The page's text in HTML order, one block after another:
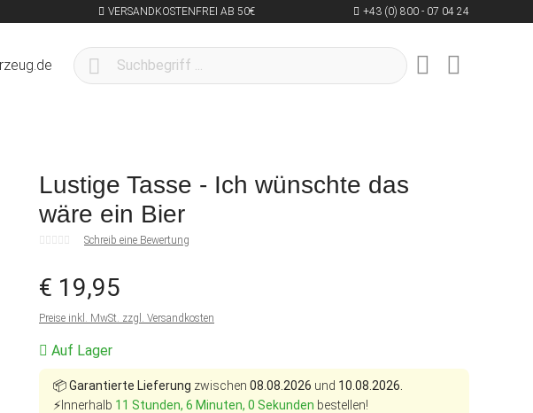
VERSANDKOSTENFREI AB 50€ +43 (0) 800 - 07 04 24
Lustige Tasse - Ich wünschte das
wäre ein Bier
Schreib eine Bewertung
€ 19,95
Preise inkl. MwSt. zzgl. Versandkosten
Auf Lager
📦Garantierte Lieferung zwischen 08.08.2026 und 10.08.2026.
⚡Innerhalb 11 Stunden, 5 Minuten, 59 Sekundenbestellen!